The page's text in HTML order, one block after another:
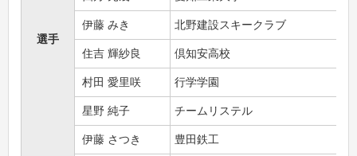
選手
伊藤 みき 北野建設スキークラブ
住吉 輝紗良 倶知安高校
村田 愛里咲 行学学園
星野 純子 チームリステル
伊藤 さつき 豊田鉄工